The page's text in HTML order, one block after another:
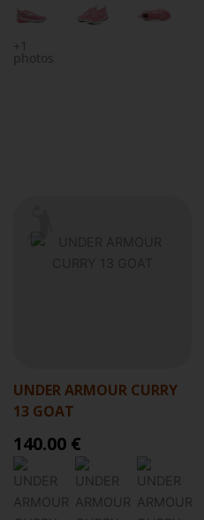
+1
photos
UNDER ARMOUR CURRY
13 GOAT
140.00 €